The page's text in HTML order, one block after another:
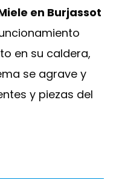
en Burjassot
en su caldera,
se agrave y
y piezas del